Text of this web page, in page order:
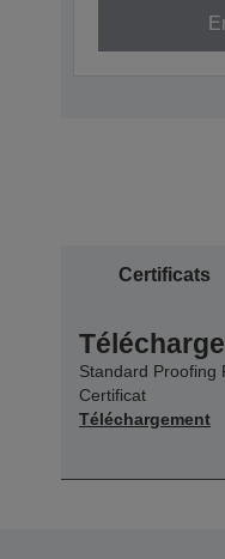
Certificats
Standard Proofing
Certificat
Téléchargement